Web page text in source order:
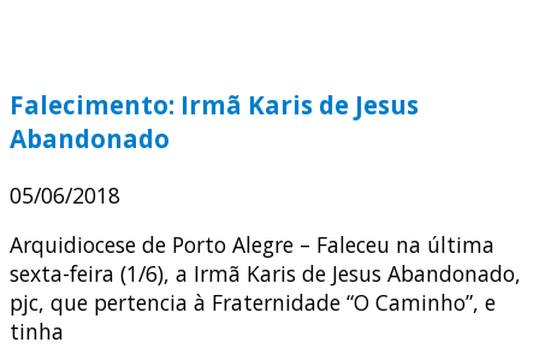
Falecimento: Irmã Karis de Jesus
Abandonado
05/06/2018
Arquidiocese de Porto Alegre – Faleceu na última
sexta-feira (1/6), a Irmã Karis de Jesus Abandonado,
pjc, que pertencia à Fraternidade “O Caminho”, e
tinha